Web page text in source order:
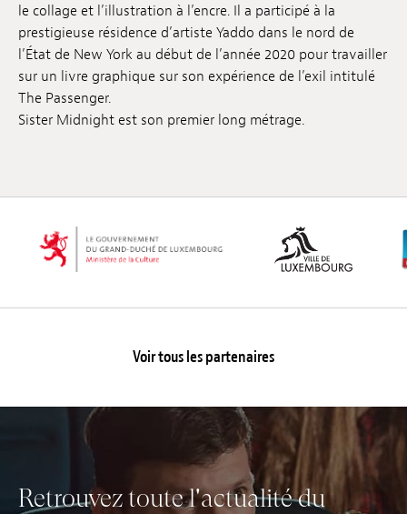
le collage et l’illustration à l’encre. Il a participé à la
prestigieuse résidence d’artiste Yaddo dans le nord de
l’État de New York au début de l’année 2020 pour travailler
sur un livre graphique sur son expérience de l’exil intitulé
The Passenger.
Sister Midnight est son premier long métrage.
Voir tous les partenaires
Retrouvez toute l'actualité du